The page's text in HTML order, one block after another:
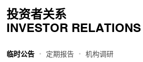
投资者关系
INVESTOR RELATIONS
临时公告 定期报告 机构调研